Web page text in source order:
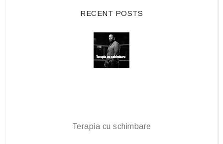
o
k
e
l
u
s
RECENT POSTS
Terapia cu schimbare